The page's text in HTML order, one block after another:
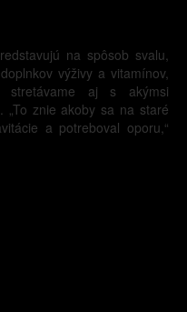
na spôsob svalu,
výživy a vitamínov,
stretávame aj s akýmsi
„To znie akoby sa na staré
a potreboval oporu,“